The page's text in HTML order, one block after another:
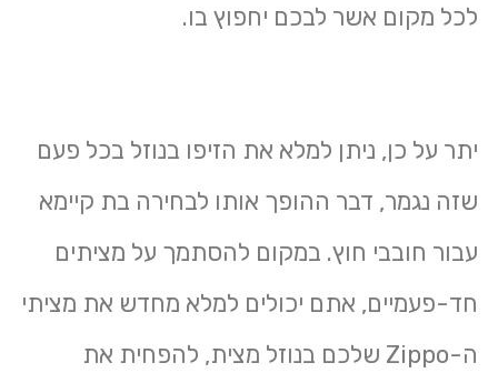
לכל מקום אשר לבכם יחפוץ בו.
יתר על כן, ניתן למלא את הזיפו בנוזל בכל פעם
שזה נגמר, דבר ההופך אותו לבחירה בת קיימא
עבור חובבי חוץ. במקום להסתמך על מציתים
חד-פעמיים, אתם יכולים למלא מחדש את מציתי
ה-Zippo שלכם בנוזל מצית, להפחית את